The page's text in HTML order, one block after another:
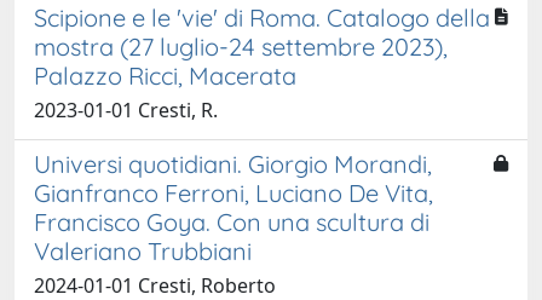
Scipione e le 'vie' di Roma. Catalogo della
mostra (27 luglio-24 settembre 2023),
Palazzo Ricci, Macerata
2023-01-01 Cresti, R.
Universi quotidiani. Giorgio Morandi,
Gianfranco Ferroni, Luciano De Vita,
Francisco Goya. Con una scultura di
Valeriano Trubbiani
2024-01-01 Cresti, Roberto